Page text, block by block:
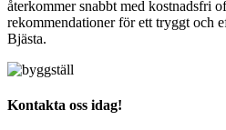
återkommer snabbt med kostnadsfri
rekommendationer för ett tryggt och
Bjästa.
Kontakta oss idag!